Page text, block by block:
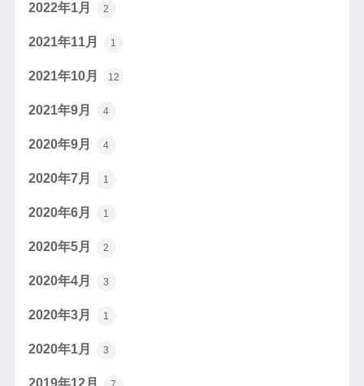
2022年1月 2
2021年11月 1
2021年10月 12
2021年9月 4
2020年9月 4
2020年7月 1
2020年6月 1
2020年5月 2
2020年4月 3
2020年3月 1
2020年1月 3